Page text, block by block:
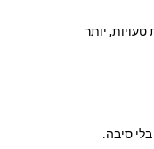
יותר
סיבה.